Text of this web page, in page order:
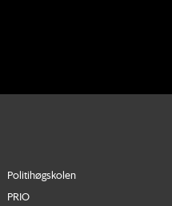
Politihøgskolen
PRIO